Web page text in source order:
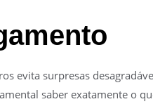
evita surpresas
saber exatamente o